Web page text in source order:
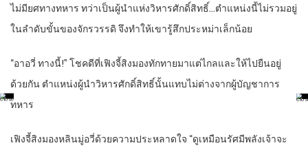
ไม่มียศทางทหาร ทว่าเป็นผู้นำแห่งวิหารศักดิ์สิทธิ์…ตำแหน่งนี้ไม่รวมอยู่
ในลำดับขั้นของจักรวรรดิ จึงทำให้เขารู้สึกประหม่าเล็กน้อย
“อาอวี่ ทางนี้!” โชคดีที่เฟิงจี้สิงมองทักทายมาแต่ไกลและให้ไปยืนอยู่
ด้วยกัน ตำแหน่งผู้นำวิหารศักดิ์สิทธิ์นั้นแทบไม่ต่างจากผู้บัญชาการ
ทหาร
เฟิงจี้สิงมองหลินมู่อวี่ด้วยความประหลาดใจ “ดูเหมือนรัศมีพลังเจ้าจะ